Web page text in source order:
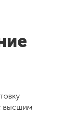
высшим